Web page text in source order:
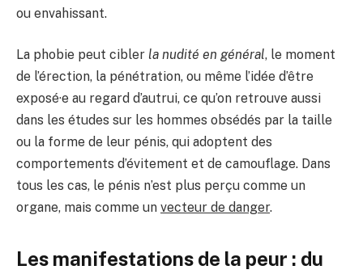
ou envahissant.
La phobie peut cibler la nudité en général, le moment
de l’érection, la pénétration, ou même l’idée d’être
exposé·e au regard d’autrui, ce qu’on retrouve aussi
dans les études sur les hommes obsédés par la taille
ou la forme de leur pénis, qui adoptent des
comportements d’évitement et de camouflage. Dans
tous les cas, le pénis n’est plus perçu comme un
organe, mais comme un vecteur de danger.
Les manifestations de la peur : du